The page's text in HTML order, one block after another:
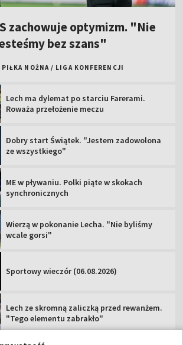
zachowuje optymizm. "Nie
bez szans"
PIŁKA NOŻNA / LIGA KONFERENCJI
Lech ma dylemat po starciu Farerami.
Roważa przełożenie meczu
Dobry start Świątek. "Jestem zadowolona
ze wszystkiego"
ME w pływaniu. Polki piąte w skokach
synchronicznych
Wierzą w pokonanie Lecha. "Nie byliśmy
wcale gorsi"
Sportowy wieczór (06.08.2026)
Lech ze skromną zaliczką przed rewanżem.
"Tego elementu zabrakło"